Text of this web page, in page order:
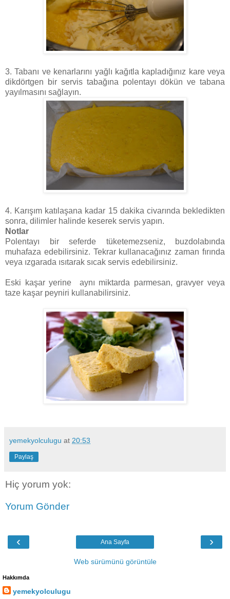
3. Tabanı ve kenarlarını yağlı kağıtla kapladığınız kare veya
dikdörtgen bir servis tabağına polentayı dökün ve tabana
yayılmasını sağlayın.
4. Karışım katılaşana kadar 15 dakika civarında bekledikten
sonra, dilimler halinde keserek servis yapın.
Notlar
Polentayı bir seferde tüketemezseniz, buzdolabında
muhafaza edebilirsiniz. Tekrar kullanacağınız zaman fırında
veya ızgarada ısıtarak sıcak servis edebilirsiniz.
Eski kaşar yerine aynı miktarda parmesan, gravyer veya
taze kaşar peyniri kullanabilirsiniz.
yemekyolculugu at 20:53
Paylaş
Hiç yorum yok:
Yorum Gönder
‹ ›
Ana Sayfa
Web sürümünü görüntüle
Hakkımda
yemekyolculugu